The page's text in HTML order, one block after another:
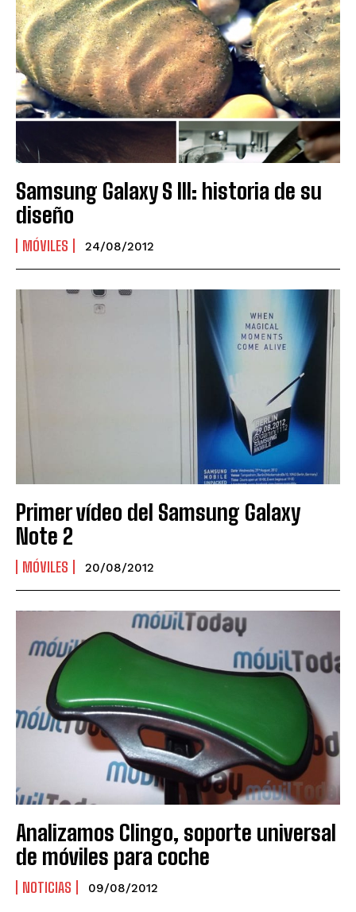
Samsung Galaxy S III: historia de su
diseño
MÓVILES 24/08/2012
Primer vídeo del Samsung Galaxy
Note 2
MÓVILES 20/08/2012
Analizamos Clingo, soporte universal
de móviles para coche
NOTICIAS 09/08/2012